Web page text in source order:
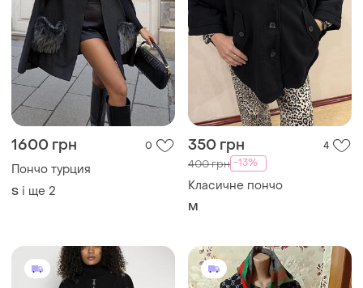
1600 грн 0
Пончо турция
S і ще 2
350 грн 4
400 грн -13%
Класичне пончо
M